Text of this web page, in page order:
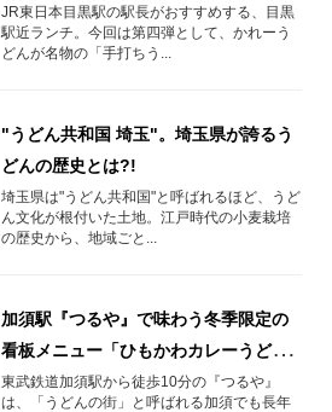
ーうどん」
JR東日本目黒駅の駅長がおすすめする、目黒
駅近ランチ。今回は第四弾として、かれーう
どんが名物の「手打ちう...
"うどん共和国 埼玉"。埼玉県が誇るう
どんの歴史とは?!
埼玉県は"うどん共和国"と呼ばれるほど、うど
ん文化が根付いた土地。江戸時代の小麦栽培
の歴史から、地域ごと...
加須駅『つるや』で味わう冬季限定の
看板メニュー「ひもかわカレーうど
ん」！
東武鉄道加須駅から徒歩10分の『つるや』
は、「うどんの街」と呼ばれる加須でも長年